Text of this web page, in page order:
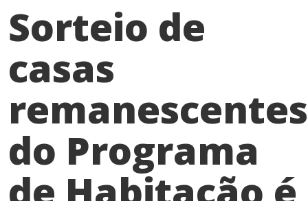
Sorteio de
casas
remanescentes
do Programa